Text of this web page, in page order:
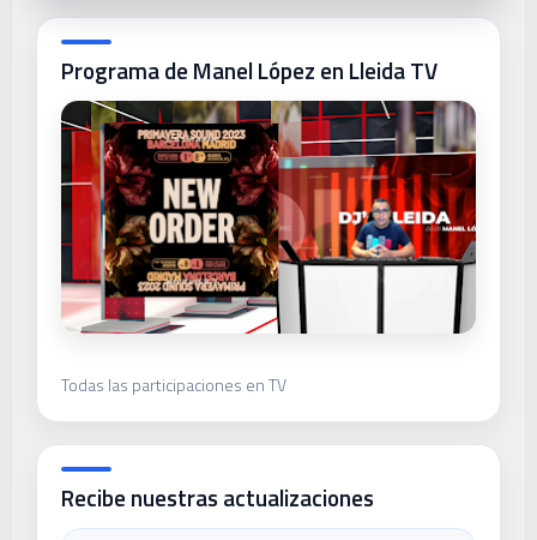
Programa de Manel López en Lleida TV
Todas las participaciones en TV
Recibe nuestras actualizaciones